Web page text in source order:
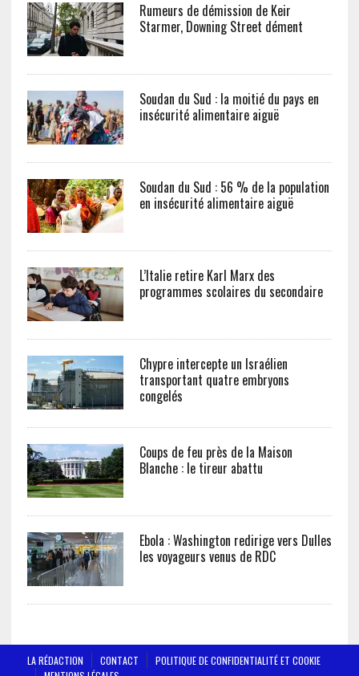
Rumeurs de démission de Keir
Starmer, Downing Street dément
Soudan du Sud : la moitié du pays en
insécurité alimentaire aiguë
Soudan du Sud : 56 % de la population
en insécurité alimentaire aiguë
L’Italie retire Karl Marx des
programmes scolaires du secondaire
Chypre intercepte un Israélien
transportant quatre embryons
congelés
Coups de feu près de la Maison
Blanche : le tireur abattu
Ebola : Washington redirige vers Dulles
les voyageurs venus de RDC
LA RÉDACTION CONTACT
POLITIQUE DE CONFIDENTIALITÉ ET COOKIE